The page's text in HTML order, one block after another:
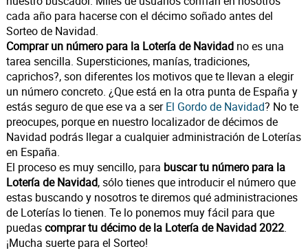
cada año para hacerse con el décimo soñado antes del
Sorteo de Navidad.
Comprar un número para la Lotería de Navidadno es una
tarea sencilla. Supersticiones, manías, tradiciones,
caprichos?, son diferentes los motivos que te llevan a elegir
un número concreto. ¿Que está en la otra punta de España y
estás seguro de que ese va a serEl Gordo de Navidad? No te
preocupes, porque en nuestro localizador de décimos de
Navidad podrás llegar a cualquier administración de Loterías
en España.
El proceso es muy sencillo, para buscar tu número para la
Lotería de Navidad, sólo tienes que introducir el número que
estas buscando y nosotros te diremos qué administraciones
de Loterías lo tienen. Te lo ponemos muy fácil para que
puedascomprar tu décimo de la Lotería de Navidad 2022.
¡Mucha suerte para el Sorteo!